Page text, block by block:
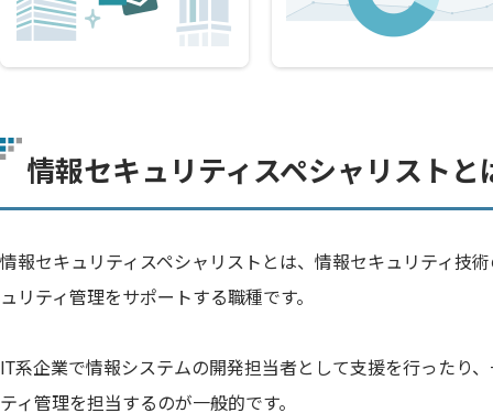
情報セキュリティスペシャリストと
情報セキュリティスペシャリストとは、情報セキュリティ技
ュリティ管理をサポートする職種です。
IT系企業で情報システムの開発担当者として支援を行ったり
ティ管理を担当するのが一般的です。